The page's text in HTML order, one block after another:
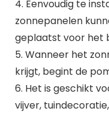
4. Eenvoudig te
zonnepanelen
geplaatst voor het
5. Wanneer het
krijgt, begint de
6. Het is geschikt
vijver,